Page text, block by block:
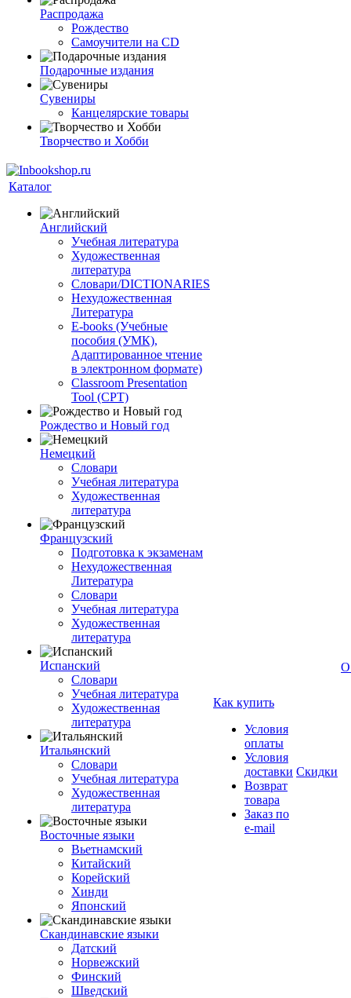
Распродажа
Рождество
Самоучители на CD
Подарочные издания
Сувениры
Канцелярские товары
Творчество и Хобби
Каталог
Английский
Учебная литература
Художественная
литература
Словари/DICTIONARIES
Нехудожественная
Литература
E-books (Учебные
пособия (УМК),
Адаптированное чтение
в электронном формате)
Classroom Presentation
Tool (CPT)
Рождество и Новый год
Немецкий
Словари
Учебная литература
Художественная
литература
Французский
Подготовка к экзаменам
Нехудожественная
Литература
Словари
Учебная литература
Художественная
литература
Испанский
Словари
Учебная литература
Художественная
литература
Итальянский
Словари
Учебная литература
Художественная
литература
Восточные языки
Вьетнамский
Китайский
Корейский
Хинди
Японский
Скандинавские языки
Датский
Норвежский
Финский
Шведский
Как купить
Условия
оплаты
Условия
доставки
Возврат
товара
Заказ по
e-mail
Скидки
О